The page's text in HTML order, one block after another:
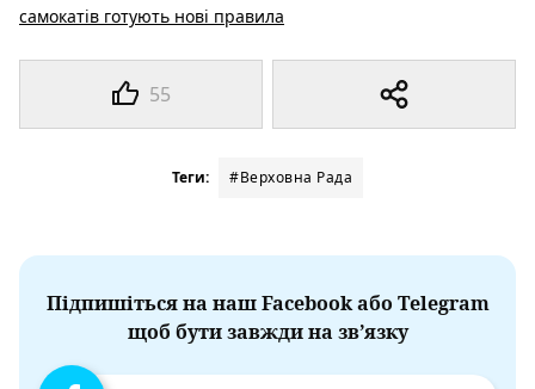
55
самокатів готують нові правила
Теги: #Верховна Рада
Підпишіться на наш Facebook або Telegram
щоб бути завжди на зв’язку